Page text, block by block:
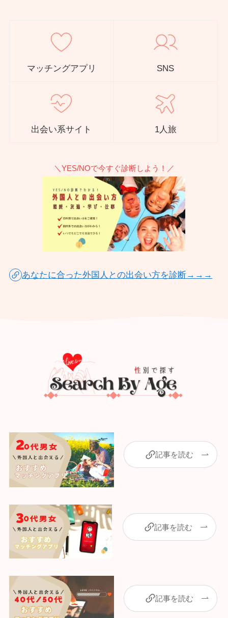
マッチングアプリ SNS
出会い系サイト 1人旅
＼YES/NOで今すぐ診断しよう！／
あなたに合った外国人との出会い方を診断→→→
記事を読む
記事を読む
記事を読む